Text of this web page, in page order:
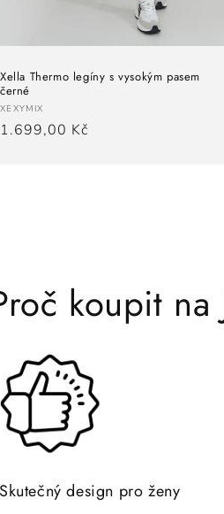
Xella Thermo legíny s vysokým pasem
černé
Dodavatel:
XEXYMIX
Běžná
1.699,00 Kč
koupit na
Skutečný design pro ženy